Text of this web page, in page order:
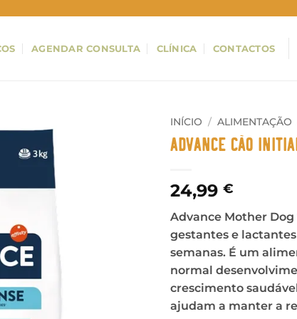
AGENDAR CONSULTA CLÍNICA CONTACTOS
INÍCIO / ALIMENTAÇÃO
Advance Cão
24,99 €
Advance Mother Dog
gestantes e
semanas. É um
normal
crescimento
ajudam a manter a